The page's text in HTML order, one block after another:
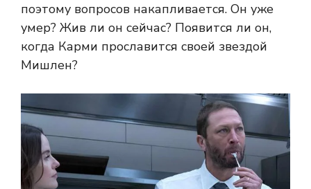
поэтому вопросов накапливается. Он уже
умер? Жив ли он сейчас? Появится ли он,
когда Карми прославится своей звездой
Мишлен?